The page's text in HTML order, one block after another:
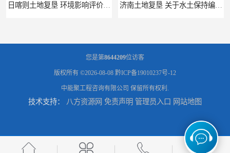
济南土地复垦 关于水土保持编制 服务 福州土地复垦 节地评估水资源论证 机构
泸州土地复垦 工程节能评估 服务 文山土地复垦 安全应急预案 公司
您是第8644209位访客
版权所有 ©2026-08-08 黔ICP备19010237号-12
中能聚工程咨询有限公司 保留所有权利.
技术支持： 八方资源网 免责声明 管理员入口 网站地图